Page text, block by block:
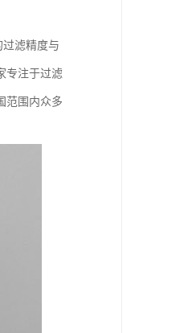
滤精度与
专注于过滤
范围内众多